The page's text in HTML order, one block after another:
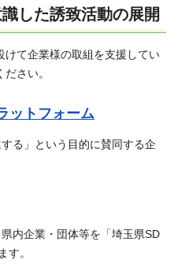
した誘致活動の展開
て企業様の取組を支援してい
さい。
ットフォーム
る」という目的に賛同する企
内企業・団体等を「埼玉県SD
す。